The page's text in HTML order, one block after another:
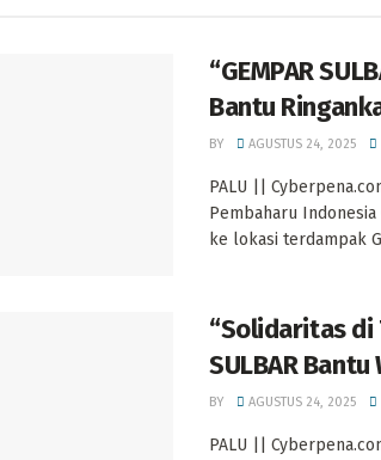
“GEMPAR
Bantu
BY AGUSTUS 24, 2025
PALU ||
Pembaharu Indonesia
ke lokasi terdampak
“Solidaritas di
SULBAR
BY AGUSTUS 24, 2025
PALU ||